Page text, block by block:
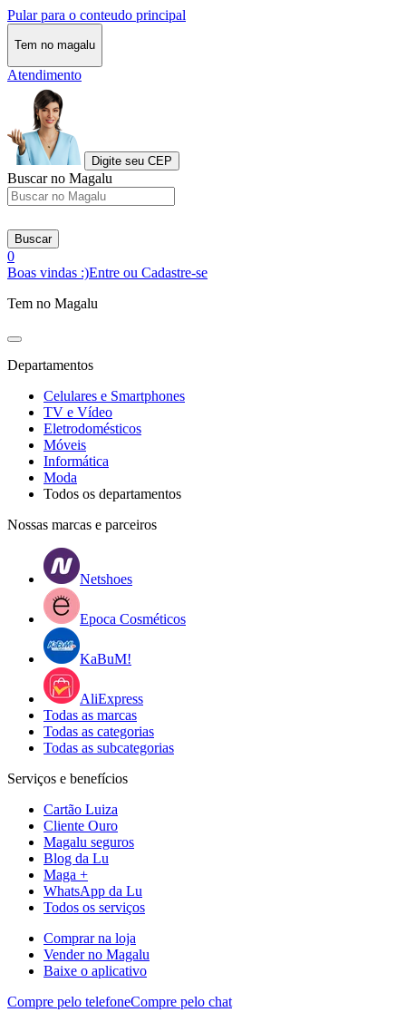
Pular para o conteudo principal
Tem no magalu
Atendimento
Digite seu CEP
Buscar no Magalu
Buscar
0
Boas vindas :)Entre ou Cadastre-se
Tem no Magalu
Departamentos
Celulares e Smartphones
TV e Vídeo
Eletrodomésticos
Móveis
Informática
Moda
Todos os departamentos
Nossas marcas e parceiros
Netshoes
Epoca Cosméticos
KaBuM!
AliExpress
Todas as marcas
Todas as categorias
Todas as subcategorias
Serviços e benefícios
Cartão Luiza
Cliente Ouro
Magalu seguros
Blog da Lu
Maga +
WhatsApp da Lu
Todos os serviços
Comprar na loja
Vender no Magalu
Baixe o aplicativo
Compre pelo telefoneCompre pelo chat